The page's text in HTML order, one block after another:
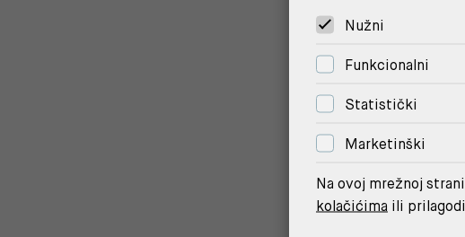
Nužni
Funkcionalni
Statistički
Marketinški
Na ovoj mrežnoj
kolačićima ili